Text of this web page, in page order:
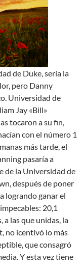
de Duke, sería la
pero Danny
Universidad de
Jay «Bill»
tocaron a su fin,
con el número 1
más tarde, el
pasaría a
de la Universidad de
después de poner
logrando ganar el
20,1
las que unidas, la
no icentivó lo más
que consagró
Y esta vez tiene